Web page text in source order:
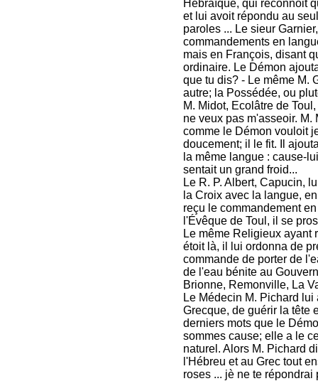
Hébraïque, qui reconnoit
et lui avoit répondu au
paroles ... Le sieur
commandements en
mais en François, disant
ordinaire. Le Démon
que tu dis? - Le même M.
autre; la Possédée, ou
M. Midot, Ecolâtre de
ne veux pas m'asseoir.
comme le Démon vouloit
doucement; il le fit. Il
la même langue : cause-
sentait un grand froid...
Le R. P. Albert, Capucin,
la Croix avec la langue,
reçu le commandement
l'Évêque de Toul, il se
Le même Religieux ayant
étoit là, il lui ordonna de
commande de porter de
de l'eau bénite au
Brionne, Remonville, La
Le Médecin M. Pichard
Grecque, de guérir la tête
derniers mots que le
sommes cause; elle a le
naturel. Alors M. Pichard
l'Hébreu et au Grec tout
roses ... jè ne te répondrai